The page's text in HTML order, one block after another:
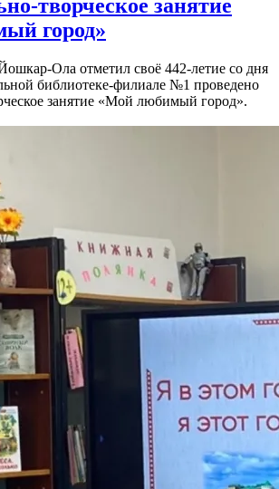
творческое занятие
город»
Ола отметил своё 442-летие со дня
библиотеке-филиале №1 проведено
занятие «Мой любимый город».